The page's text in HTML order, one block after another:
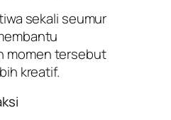
sekali seumur
momen tersebut
kreatif.